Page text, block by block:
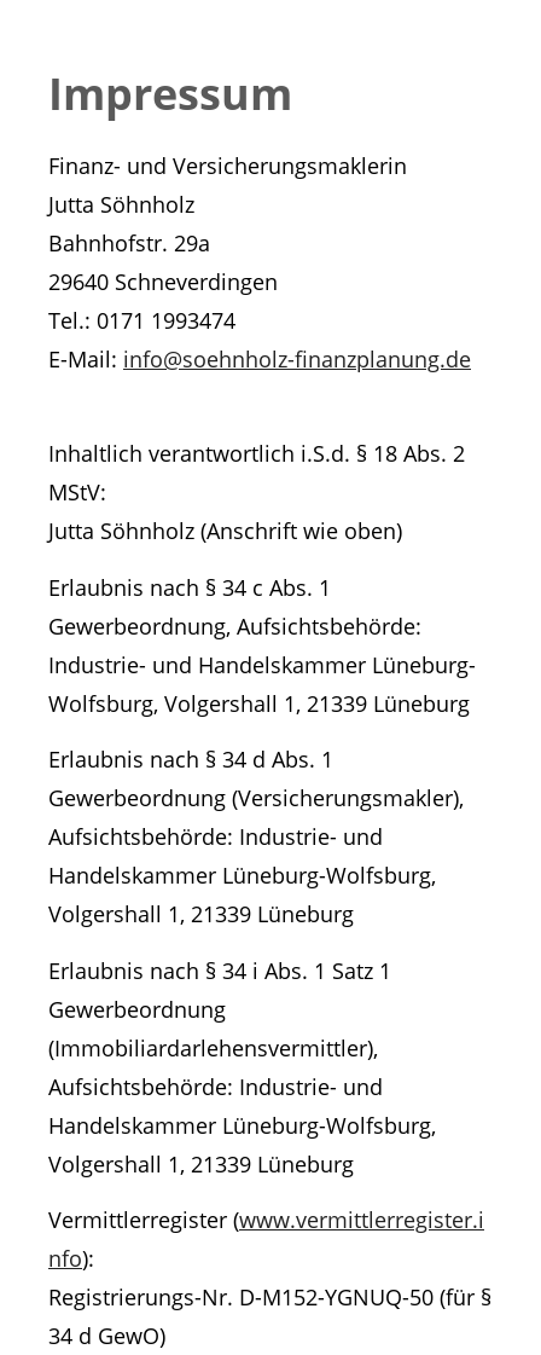
Impressum
Finanz- und Versicherungsmaklerin
Jutta Söhnholz
Bahnhofstr. 29a
29640 Schneverdingen
Tel.: 0171 1993474
E-Mail: info@soehnholz-finanzplanung.de
Inhaltlich verantwortlich i.S.d. § 18 Abs. 2
MStV:
Jutta Söhnholz (Anschrift wie oben)
Erlaubnis nach § 34 c Abs. 1
Gewerbeordnung, Aufsichtsbehörde:
Industrie- und Handelskammer Lüneburg-
Wolfsburg, Volgershall 1, 21339 Lüneburg
Erlaubnis nach § 34 d Abs. 1
Gewerbeordnung (Versicherungsmakler),
Aufsichtsbehörde: Industrie- und
Handelskammer Lüneburg-Wolfsburg,
Volgershall 1, 21339 Lüneburg
Erlaubnis nach § 34 i Abs. 1 Satz 1
Gewerbeordnung
(Immobiliardarlehensvermittler),
Aufsichtsbehörde: Industrie- und
Handelskammer Lüneburg-Wolfsburg,
Volgershall 1, 21339 Lüneburg
Vermittlerregister (www.vermittlerregister.i
nfo):
Registrierungs-Nr. D-M152-YGNUQ-50 (für §
34 d GewO)